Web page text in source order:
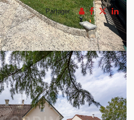
Partager :
portes d'Auxerre, élevée sur
son jardin de 2450m² clos et
sols en pierre de comblanchien,
habitation lumineuse et